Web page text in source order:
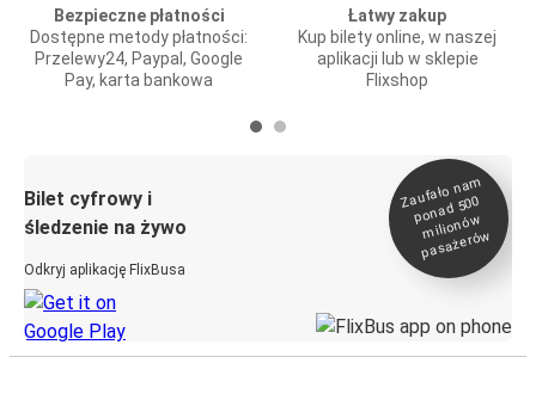
Bezpieczne płatności
Dostępne metody płatności:
Przelewy24, Paypal, Google
Pay, karta bankowa
Łatwy zakup
Kup bilety online, w naszej
aplikacji lub w sklepie
Flixshop
Bilet cyfrowy i
śledzenie na żywo
Odkryj aplikację FlixBusa
Zaufało na
m
ponad 500
milionó
w
pasażeró
w